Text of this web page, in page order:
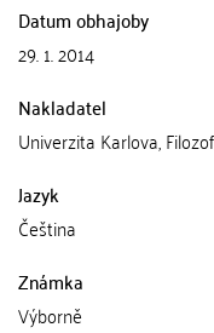
Datum obhajoby
29. 1. 2014
Nakladatel
Univerzita Karlova,
Jazyk
Čeština
Známka
Výborně